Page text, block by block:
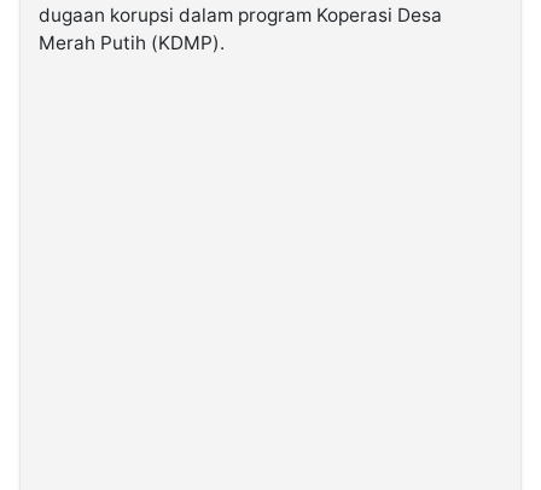
Kabarbaru.co
2026
dugaan korupsi dalam program Koperasi Desa
Merah Putih (KDMP).